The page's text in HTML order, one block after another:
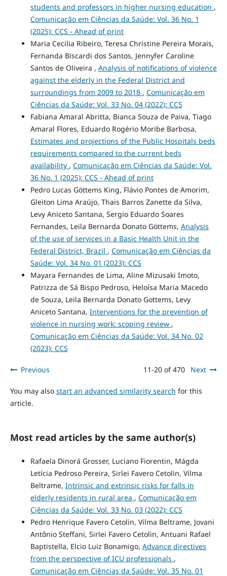
students and professors in higher nursing education ,
Comunicação em Ciências da Saúde: Vol. 36 No. 1
(2025): CCS - Ahead of print
Maria Cecilia Ribeiro, Teresa Christine Pereira Morais,
Fernanda Biscardi dos Santos, Jennyfer Caroline
Santos de Oliveira , Analysis of notifications of violence
against the elderly in the Federal District and
surroundings from 2009 to 2018 , Comunicação em
Ciências da Saúde: Vol. 33 No. 04 (2022): CCS
Fabiana Amaral Abritta, Bianca Souza de Paiva, Tiago
Amaral Flores, Eduardo Rogério Moribe Barbosa,
Estimates and projections of the Public Hospitals beds
requirements compared to the current beds
availability , Comunicação em Ciências da Saúde: Vol.
36 No. 1 (2025): CCS - Ahead of print
Pedro Lucas Göttems King, Flávio Pontes de Amorim,
Gleiton Lima Araújo, Thais Barros Zanette da Silva,
Levy Aniceto Santana, Sergio Eduardo Soares
Fernandes, Leila Bernarda Donato Göttems, Analysis
of the use of services in a Basic Health Unit in the
Federal District, Brazil , Comunicação em Ciências da
Saúde: Vol. 34 No. 01 (2023): CCS
Mayara Fernandes de Lima, Aline Mizusaki Imoto,
Patrizza de Sá Bispo Pedroso, Heloísa Maria Macedo
de Souza, Leila Bernarda Donato Gottems, Levy
Aniceto Santana, Interventions for the prevention of
violence in nursing work: scoping review ,
Comunicação em Ciências da Saúde: Vol. 34 No. 02
(2023): CCS
Previous 11-20 of 470 Next
You may also start an advanced similarity search for this
article.
Most read articles by the same author(s)
Rafaela Dinorá Grosser, Luciano Fiorentin, Mágda
Letícia Pedroso Pereira, Sirlei Favero Cetolin, Vilma
Beltrame, Intrinsic and extrinsic risks for falls in
elderly residents in rural area , Comunicação em
Ciências da Saúde: Vol. 33 No. 03 (2022): CCS
Pedro Henrique Favero Cetolin, Vilma Beltrame, Jovani
Antônio Steffani, Sirlei Favero Cetolin, Antuani Rafael
Baptistella, Elcio Luiz Bonamigo, Advance directives
from the perspective of ICU professionals ,
Comunicação em Ciências da Saúde: Vol. 35 No. 01